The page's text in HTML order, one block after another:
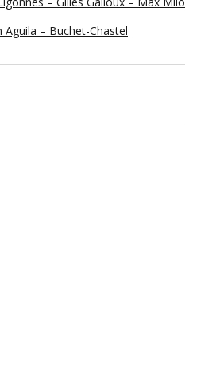
– Buchet-Chastel